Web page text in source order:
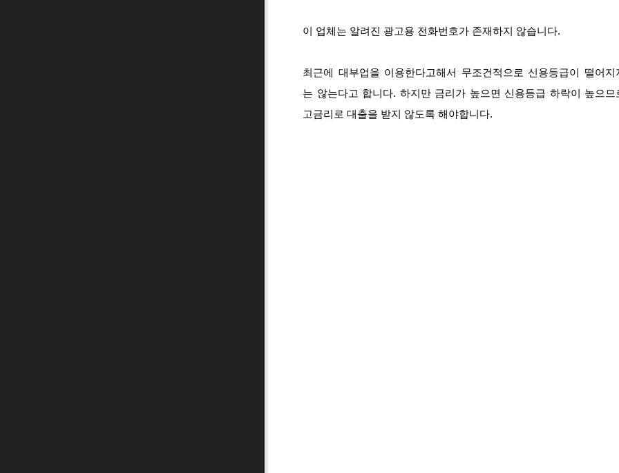
이 업체는 알려진 광고용 전화번호가 존재하지 않습니다.
최근에 대부업을 이용한다고해서 무조건적으로 신용등급이 떨어지
는 않는다고 합니다. 하지만 금리가 높으면 신용등급 하락이 높으므
고금리로 대출을 받지 않도록 해야합니다.